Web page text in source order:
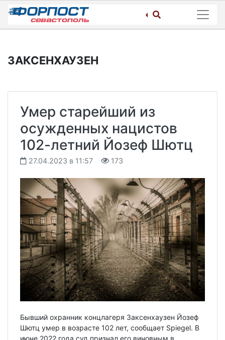
Skip
content
ЗАКСЕНХАУЗЕН
Умер старейший из
осужденных нацистов
102-летний Йозеф Шютц
27.04.2023 в 11:57 173
Бывший охранник концлагеря Заксенхаузен Йозеф
Шютц умер в возрасте 102 лет, сообщает Spiegel. В